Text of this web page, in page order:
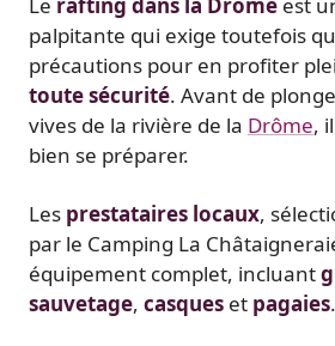
palpitante qui exige toutefois
précautions pour en profiter
toute sécurité. Avant de
vives de la rivière de la Drôme,
bien se préparer.
Les prestataires locaux,
par le Camping La
équipement complet, incluant
sauvetage, casques et pagaies.